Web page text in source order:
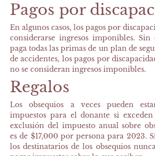
Pagos por
En algunos casos, los pagos por
considerarse ingresos imponibles. Sin
paga todas las primas de un plan de
de accidentes, los pagos por
no se consideran ingresos imponibles.
Regalos
Los obsequios a veces pueden
impuestos para el donante si
exclusión del impuesto anual sobre
es de $17,000 por persona para 2023.
los destinatarios de los obsequios